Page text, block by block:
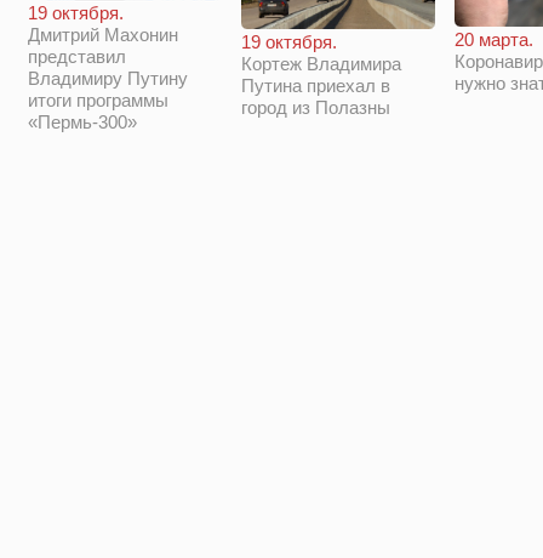
19 октября.
Дмитрий Махонин
представил
Владимиру Путину
итоги программы
«Пермь-300»
19 октября.
Кортеж Владимира
Путина приехал в
город из Полазны
20 марта.
нужно